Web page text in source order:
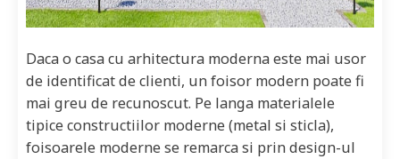
Daca o casa cu arhitectura moderna este mai usor
de identificat de clienti, un foisor modern poate fi
mai greu de recunoscut. Pe langa materialele
tipice constructiilor moderne (metal si sticla),
foisoarele moderne se remarca si prin design-ul